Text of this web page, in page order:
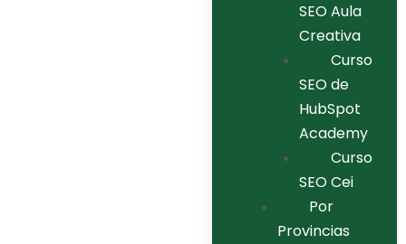
SEO Aula
Creativa
Curso
SEO de
HubSpot
Academy
Curso
SEO Cei
Por
Provincias